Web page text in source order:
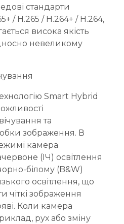
стандарти
/ H.265 / H.264+ / H.264,
висока якість
невеликому
Smart Hybrid
та
зображення. В
камера
(ІЧ) освітлення
білому (B&W)
освітлення, що
чіткі зображення
Коли камера
рух або зміну